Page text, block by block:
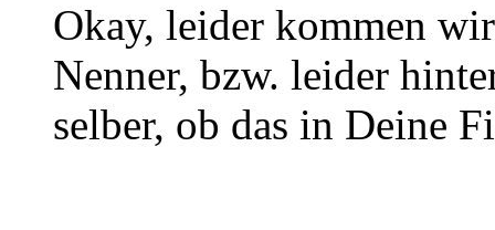
Okay, leider kommen
Nenner, bzw. leider
selber, ob das in Deine